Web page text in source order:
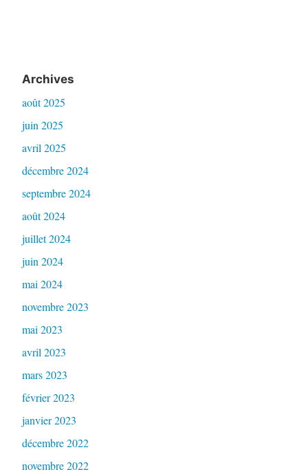
Archives
août 2025
juin 2025
avril 2025
décembre 2024
septembre 2024
août 2024
juillet 2024
juin 2024
mai 2024
novembre 2023
mai 2023
avril 2023
mars 2023
février 2023
janvier 2023
décembre 2022
novembre 2022